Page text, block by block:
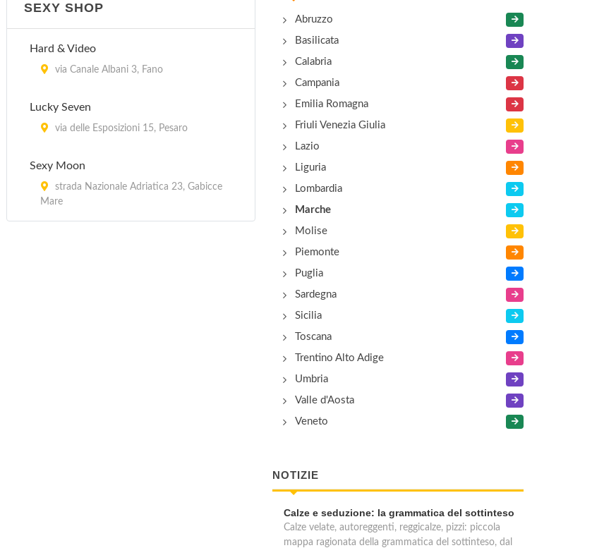
SEXY SHOP
Hard & Video
via Canale Albani 3, Fano
Lucky Seven
via delle Esposizioni 15, Pesaro
Sexy Moon
strada Nazionale Adriatica 23, Gabicce
Mare
Abruzzo
Basilicata
Calabria
Campania
Emilia Romagna
Friuli Venezia Giulia
Lazio
Liguria
Lombardia
Marche
Molise
Piemonte
Puglia
Sardegna
Sicilia
Toscana
Trentino Alto Adige
Umbria
Valle d'Aosta
Veneto
NOTIZIE
Calze e seduzione: la grammatica del sottinteso
Calze velate, autoreggenti, reggicalze, pizzi: piccola
mappa ragionata della grammatica del sottinteso, dal